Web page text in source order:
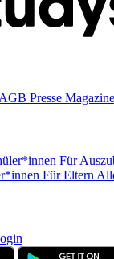
AGB Presse Magazine
Für
Für Eltern